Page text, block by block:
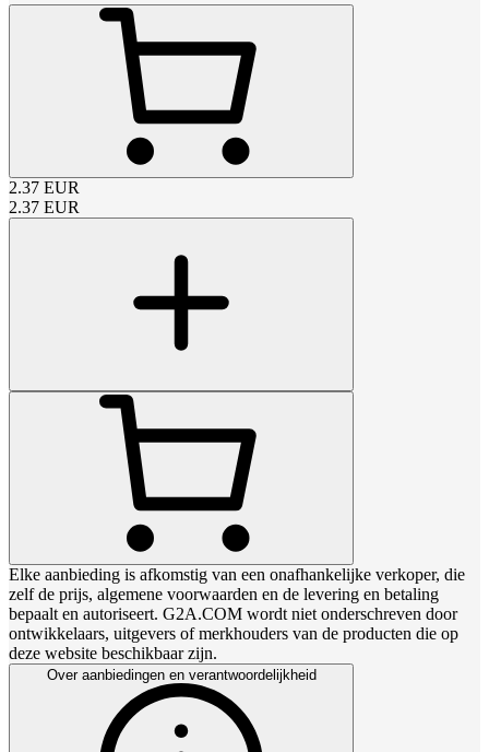
2.37 EUR
2.37 EUR
Elke aanbieding is afkomstig van een onafhankelijke verkoper, die
zelf de prijs, algemene voorwaarden en de levering en betaling
bepaalt en autoriseert. G2A.COM wordt niet onderschreven door
ontwikkelaars, uitgevers of merkhouders van de producten die op
deze website beschikbaar zijn.
Over aanbiedingen en verantwoordelijkheid